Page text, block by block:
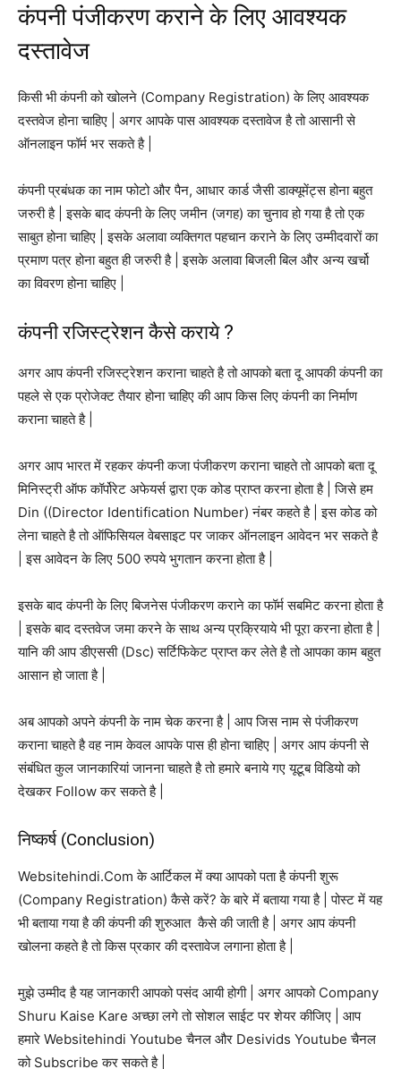
कंपनी पंजीकरण कराने के लिए आवश्यक
दस्तावेज
किसी भी कंपनी को खोलने (Company Registration) के लिए आवश्यक
दस्तवेज होना चाहिए | अगर आपके पास आवश्यक दस्तावेज है तो आसानी से
ऑनलाइन फॉर्म भर सकते है |
कंपनी प्रबंधक का नाम फोटो और पैन, आधार कार्ड जैसी डाक्यूमेंट्स होना बहुत
जरुरी है | इसके बाद कंपनी के लिए जमीन (जगह) का चुनाव हो गया है तो एक
साबुत होना चाहिए | इसके अलावा व्यक्तिगत पहचान कराने के लिए उम्मीदवारों का
प्रमाण पत्र होना बहुत ही जरुरी है | इसके अलावा बिजली बिल और अन्य खर्चो
का विवरण होना चाहिए |
कंपनी रजिस्ट्रेशन कैसे कराये ?
अगर आप कंपनी रजिस्ट्रेशन कराना चाहते है तो आपको बता दू आपकी कंपनी का
पहले से एक प्रोजेक्ट तैयार होना चाहिए की आप किस लिए कंपनी का निर्माण
कराना चाहते है |
अगर आप भारत में रहकर कंपनी कजा पंजीकरण कराना चाहते तो आपको बता दू
मिनिस्ट्री ऑफ कॉर्पोरेट अफेयर्स द्वारा एक कोड प्राप्त करना होता है | जिसे हम
Din ((Director Identification Number) नंबर कहते है | इस कोड को
लेना चाहते है तो ऑफिसियल वेबसाइट पर जाकर ऑनलाइन आवेदन भर सकते है
| इस आवेदन के लिए 500 रुपये भुगतान करना होता है |
इसके बाद कंपनी के लिए बिजनेस पंजीकरण कराने का फॉर्म सबमिट करना होता है
| इसके बाद दस्तवेज जमा करने के साथ अन्य प्रक्रियाये भी पूरा करना होता है |
यानि की आप डीएससी (Dsc) सर्टिफिकेट प्राप्त कर लेते है तो आपका काम बहुत
आसान हो जाता है |
अब आपको अपने कंपनी के नाम चेक करना है | आप जिस नाम से पंजीकरण
कराना चाहते है वह नाम केवल आपके पास ही होना चाहिए | अगर आप कंपनी से
संबंधित कुल जानकारियां जानना चाहते है तो हमारे बनाये गए यूटूब विडियो को
देखकर Follow कर सकते है |
निष्कर्ष (Conclusion)
Websitehindi.Com के आर्टिकल में क्या आपको पता है कंपनी शुरू
(Company Registration) कैसे करें? के बारे में बताया गया है | पोस्ट में यह
भी बताया गया है की कंपनी की शुरुआत कैसे की जाती है | अगर आप कंपनी
खोलना कहते है तो किस प्रकार की दस्तावेज लगाना होता है |
मुझे उम्मीद है यह जानकारी आपको पसंद आयी होगी | अगर आपको Company
Shuru Kaise Kare अच्छा लगे तो सोशल साईट पर शेयर कीजिए | आप
हमारे Websitehindi Youtube चैनल और Desivids Youtube चैनल
को Subscribe कर सकते है |